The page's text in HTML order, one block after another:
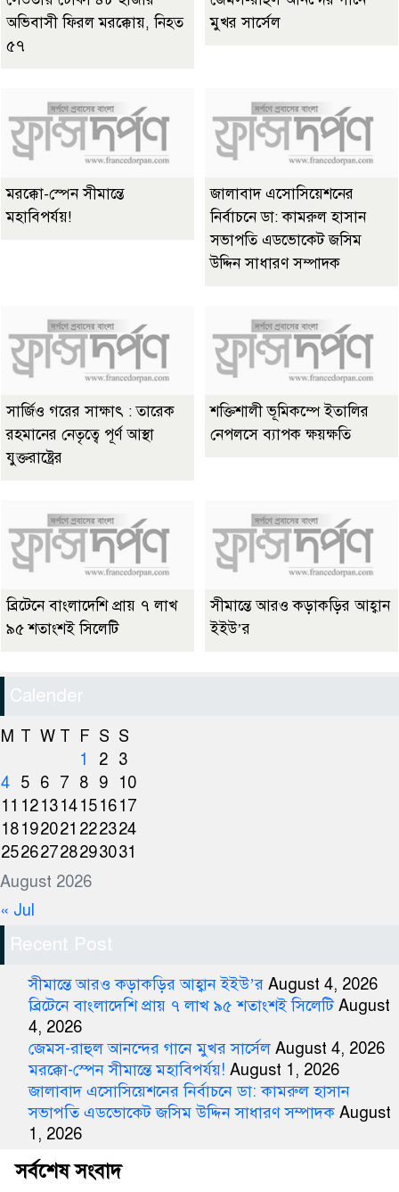
অভিবাসী ফিরল মরক্কোয়, নিহত
৫৭
মুখর সার্সেল
মরক্কো-স্পেন সীমান্তে
মহাবিপর্যয়!
জালাবাদ এসোসিয়েশনের
নির্বাচনে ডা: কামরুল হাসান
সভাপতি এডভোকেট জসিম
উদ্দিন সাধারণ সম্পাদক
সার্জিও গরের সাক্ষাৎ : তারেক
রহমানের নেতৃত্বে পূর্ণ আস্থা
যুক্তরাষ্ট্রের
শক্তিশালী ভূমিকম্পে ইতালির
নেপলসে ব্যাপক ক্ষয়ক্ষতি
ব্রিটেনে বাংলাদেশি প্রায় ৭ লাখ
৯৫ শতাংশই সিলেটি
সীমান্তে আরও কড়াকড়ির আহ্বান
ইইউ’র
Calender
August 2026
M T W T F S S
1
2 3
4 5 6 7 8 9
10
11 121314151617
18192021 222324
25262728293031
« Jul
Recent Post
সীমান্তে আরও কড়াকড়ির আহ্বান ইইউ’র August 4, 2026
ব্রিটেনে বাংলাদেশি প্রায় ৭ লাখ ৯৫ শতাংশই সিলেটি August
4, 2026
জেমস-রাহুল আনন্দের গানে মুখর সার্সেল August 4, 2026
মরক্কো-স্পেন সীমান্তে মহাবিপর্যয়! August 1, 2026
জালাবাদ এসোসিয়েশনের নির্বাচনে ডা: কামরুল হাসান
সভাপতি এডভোকেট জসিম উদ্দিন সাধারণ সম্পাদক August
1, 2026
সর্বশেষ সংবাদ